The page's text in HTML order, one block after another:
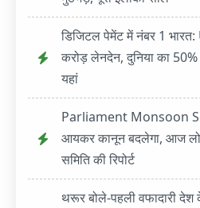
डिजिटल पेमेंट में नंबर 1
करोड़ लेनदेन, दुनिया का 50%
यहां
Parliament Monsoon
आयकर कानून बदलेगा, आज
समिति की रिपोर्ट
थरूर बोले-पहली वफादारी देश